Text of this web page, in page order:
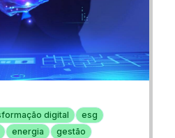
digital
esg
energia
gestão